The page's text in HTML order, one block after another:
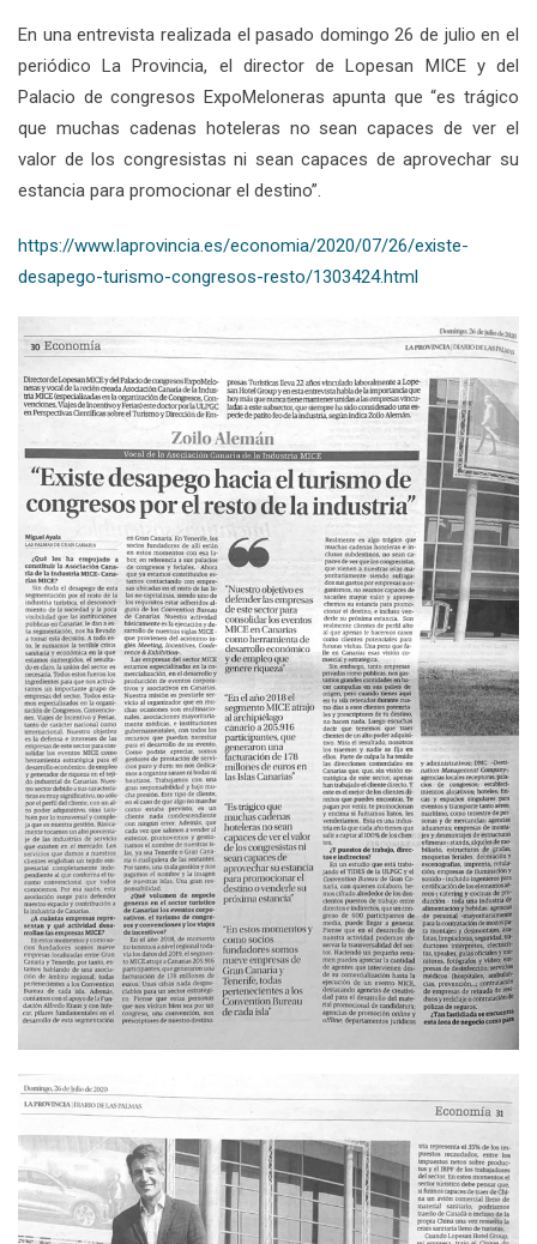
En una entrevista realizada el pasado domingo 26 de julio en el
periódico La Provincia, el director de Lopesan MICE y del
Palacio de congresos ExpoMeloneras apunta que “es trágico
que muchas cadenas hoteleras no sean capaces de ver el
valor de los congresistas ni sean capaces de aprovechar su
estancia para promocionar el destino”.
https://www.laprovincia.es/economia/2020/07/26/existe-
desapego-turismo-congresos-resto/1303424.html